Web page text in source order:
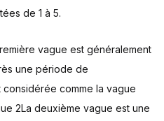
de 1 à 5.
vague est généralement
une période de
comme la vague
2La deuxième vague est une